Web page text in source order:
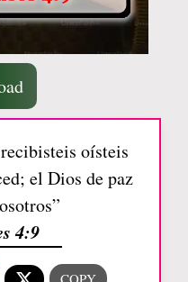
oísteis
el Dios de paz
4:9